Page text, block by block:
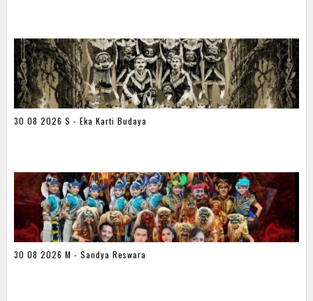
30 08 2026 S - Eka Karti Budaya
30 08 2026 M - Sandya Reswara